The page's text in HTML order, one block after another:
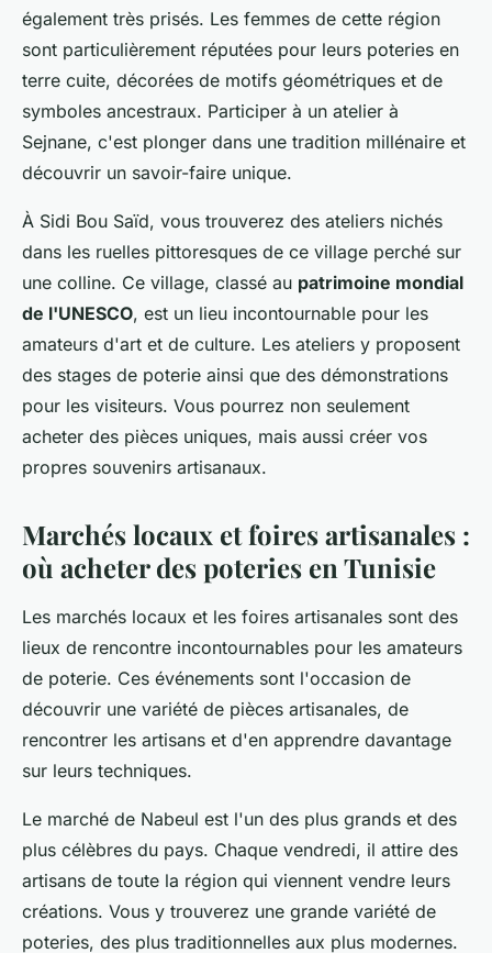
également très prisés. Les femmes de cette région
sont particulièrement réputées pour leurs poteries en
terre cuite, décorées de motifs géométriques et de
symboles ancestraux. Participer à un atelier à
Sejnane, c'est plonger dans une tradition millénaire et
découvrir un savoir-faire unique.
À Sidi Bou Saïd, vous trouverez des ateliers nichés
dans les ruelles pittoresques de ce village perché sur
une colline. Ce village, classé au patrimoine mondial
de l'UNESCO, est un lieu incontournable pour les
amateurs d'art et de culture. Les ateliers y proposent
des stages de poterie ainsi que des démonstrations
pour les visiteurs. Vous pourrez non seulement
acheter des pièces uniques, mais aussi créer vos
propres souvenirs artisanaux.
Marchés locaux et foires artisanales :
où acheter des poteries en Tunisie
Les marchés locaux et les foires artisanales sont des
lieux de rencontre incontournables pour les amateurs
de poterie. Ces événements sont l'occasion de
découvrir une variété de pièces artisanales, de
rencontrer les artisans et d'en apprendre davantage
sur leurs techniques.
Le marché de Nabeul est l'un des plus grands et des
plus célèbres du pays. Chaque vendredi, il attire des
artisans de toute la région qui viennent vendre leurs
créations. Vous y trouverez une grande variété de
poteries, des plus traditionnelles aux plus modernes.